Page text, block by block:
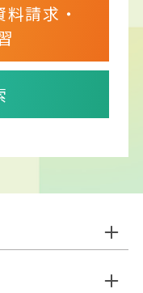
請求・